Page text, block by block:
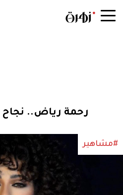
رحمة رياض.. نجاح
#مشاهير